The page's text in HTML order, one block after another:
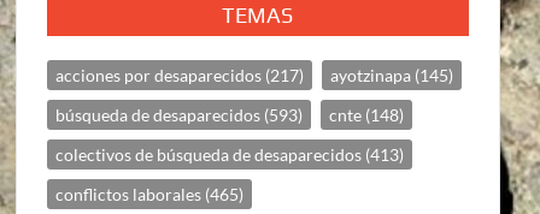
TEMAS
acciones por desaparecidos (217) ayotzinapa (145)
búsqueda de desaparecidos (593) cnte (148)
colectivos de búsqueda de desaparecidos (413)
conflictos laborales (465)